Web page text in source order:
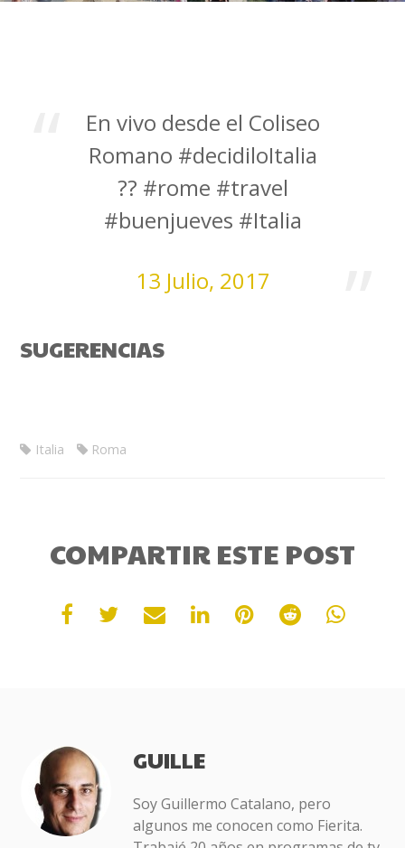
En vivo desde el Coliseo
Romano #decidiloItalia
?? #rome #travel
#buenjueves #Italia
13 Julio, 2017
SUGERENCIAS
Italia Roma
COMPARTIR ESTE POST
GUILLE
Soy Guillermo Catalano, pero
algunos me conocen como Fierita.